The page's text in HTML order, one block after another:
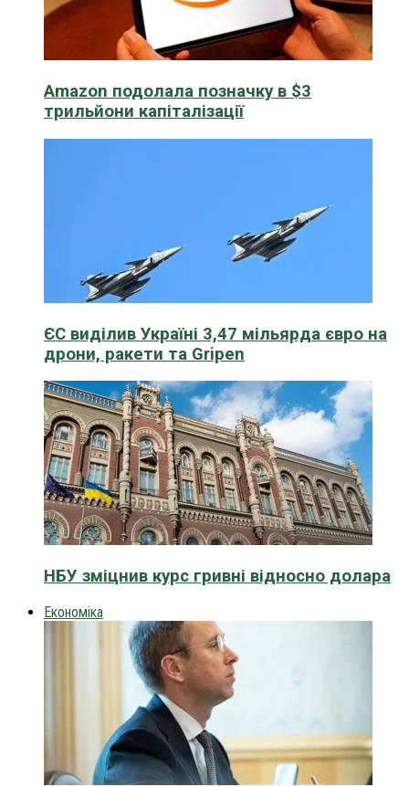
Amazon подолала позначку в $3
трильйони капіталізації
ЄС виділив Україні 3,47 мільярда євро на
дрони, ракети та Gripen
НБУ зміцнив курс гривні відносно долара
Економіка